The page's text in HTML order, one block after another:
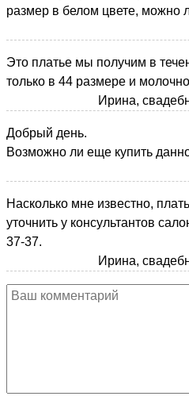
размер в белом цвете, можно
Это платье мы получим в
только в 44 размере и
Ирина,
Добрый день.
Возможно ли еще купить
Насколько мне известно,
уточнить у консультантов
37-37.
Ирина,